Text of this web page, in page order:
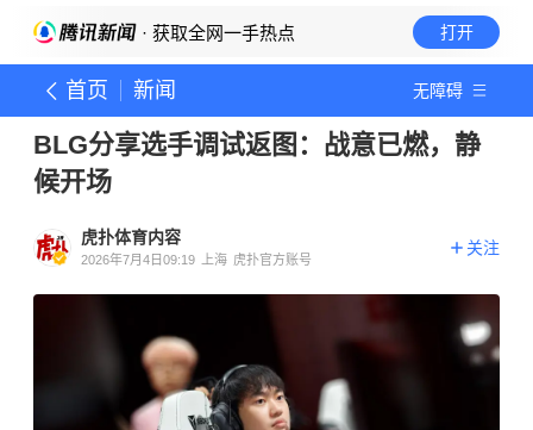
· 获取全网一手热点 打开
首页 新闻 无障碍
BLG分享选手调试返图：战意已燃，静
候开场
虎扑体育内容
2026年7月4日09:19 上海 虎扑官方账号
关注